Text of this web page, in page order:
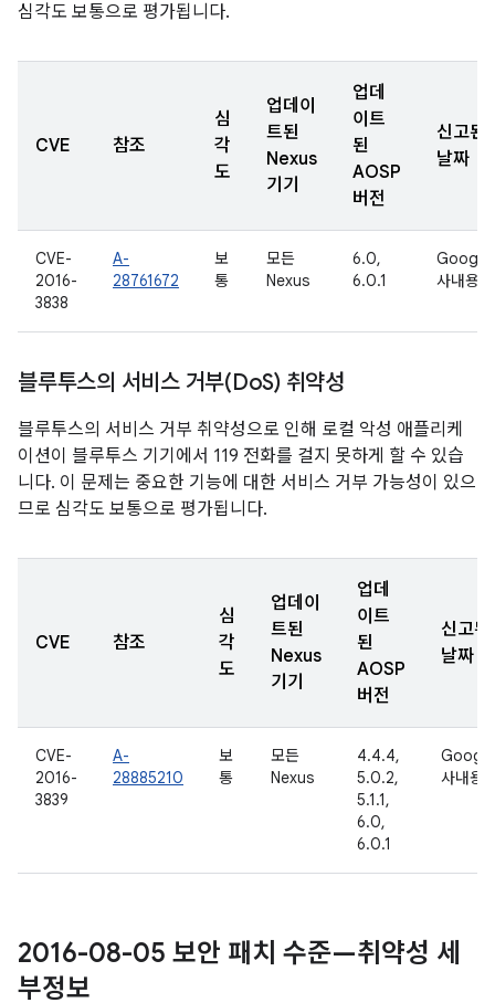
심각도 보통으로 평가됩니다.
CVE 참조
심
각
도
업데이
트된
Nexus
기기
업데
이트
된
AOSP
버전
신고된
날짜
CVE-
2016-
3838
A-
28761672
보
통
모든
Nexus
6.0,
6.0.1
Google
사내용
블루투스의 서비스 거부(DoS) 취약성
블루투스의 서비스 거부 취약성으로 인해 로컬 악성 애플리케
이션이 블루투스 기기에서 119 전화를 걸지 못하게 할 수 있습
니다. 이 문제는 중요한 기능에 대한 서비스 거부 가능성이 있으
므로 심각도 보통으로 평가됩니다.
CVE 참조
심
각
도
업데이
트된
Nexus
기기
업데
이트
된
AOSP
버전
신고된
날짜
CVE-
2016-
3839
A-
28885210
보
통
모든
Nexus
4.4.4,
5.0.2,
5.1.1,
6.0,
6.0.1
Google
사내용
2016-08-05 보안 패치 수준—취약성 세
부정보